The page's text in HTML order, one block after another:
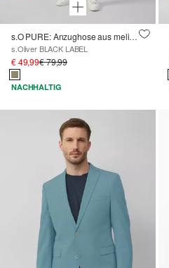
s.O PURE: Anzughose aus meliertem Stretch-Fabric
s.Oliver BLACK LABEL
€ 49,99€ 79,99
NACHHALTIG